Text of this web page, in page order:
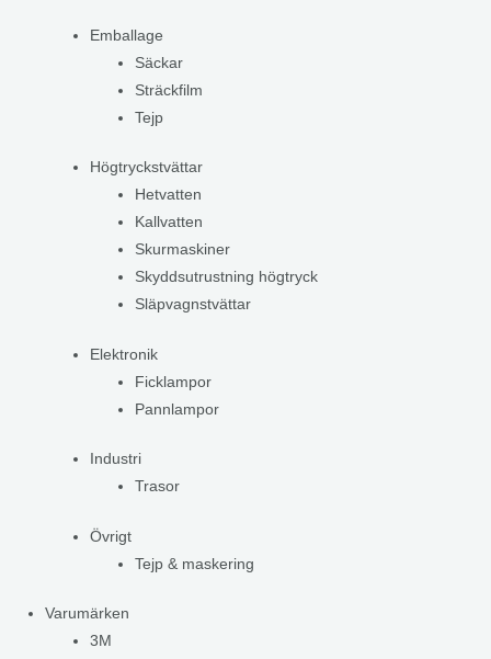
Emballage
Säckar
Sträckfilm
Tejp
Högtryckstvättar
Hetvatten
Kallvatten
Skurmaskiner
Skyddsutrustning högtryck
Släpvagnstvättar
Elektronik
Ficklampor
Pannlampor
Industri
Trasor
Övrigt
Tejp & maskering
Varumärken
3M